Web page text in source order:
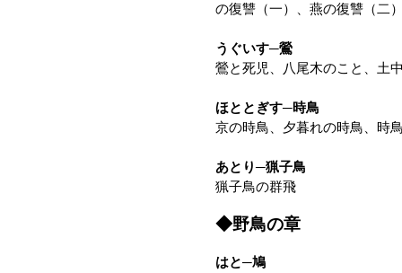
の復讐（一）、燕の復讐（二
うぐいす─鶯
鶯と死児、八尾木のこと、土
ほととぎす─時鳥
京の時鳥、夕暮れの時鳥、時
あとり─猟子鳥
猟子鳥の群飛
◆野鳥の章
はと─鳩